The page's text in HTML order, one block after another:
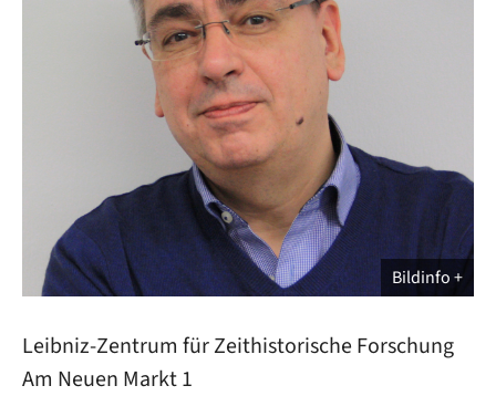
Bildinfo
Leibniz-Zentrum für Zeithistorische Forschung
Am Neuen Markt 1